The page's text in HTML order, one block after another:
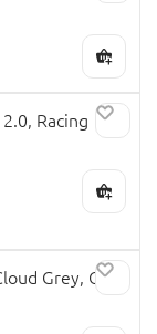
Racing
Grey, CRL-